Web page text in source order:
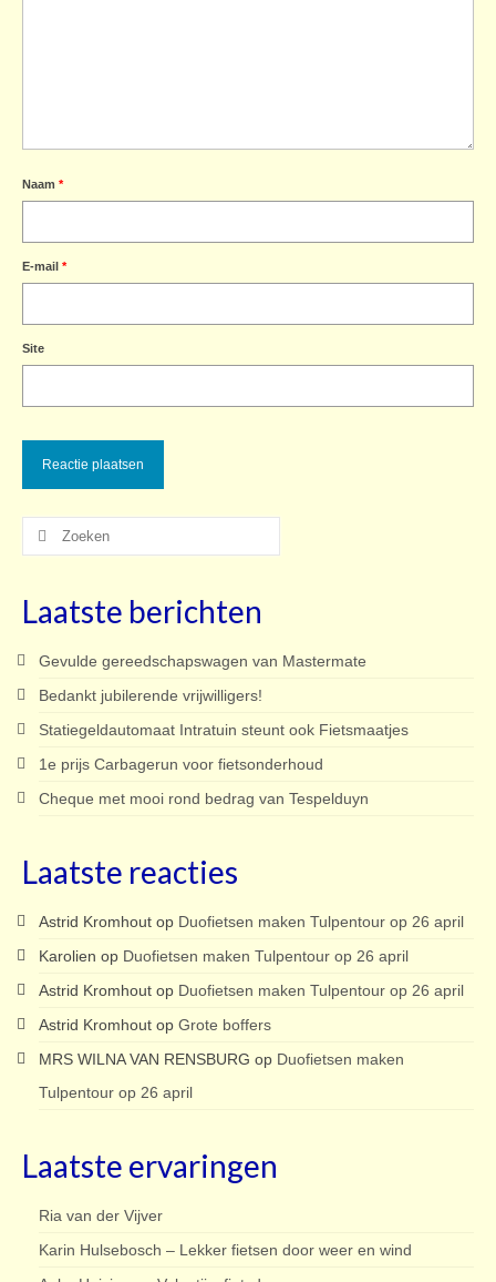
Naam *
E-mail *
Site
Zoeken
Laatste berichten
Gevulde gereedschapswagen van Mastermate
Bedankt jubilerende vrijwilligers!
Statiegeldautomaat Intratuin steunt ook Fietsmaatjes
1e prijs Carbagerun voor fietsonderhoud
Cheque met mooi rond bedrag van Tespelduyn
Laatste reacties
Astrid Kromhout op Duofietsen maken Tulpentour op 26 april
Karolien op Duofietsen maken Tulpentour op 26 april
Astrid Kromhout op Duofietsen maken Tulpentour op 26 april
Astrid Kromhout op Grote boffers
MRS WILNA VAN RENSBURG op Duofietsen maken
Tulpentour op 26 april
Laatste ervaringen
Ria van der Vijver
Karin Hulsebosch – Lekker fietsen door weer en wind